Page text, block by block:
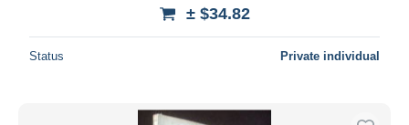
± $34.82
Status Private individual